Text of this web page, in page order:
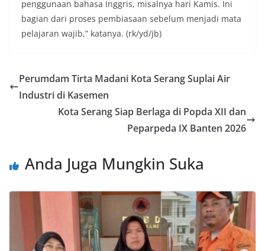
penggunaan bahasa Inggris, misalnya hari Kamis. Ini
bagian dari proses pembiasaan sebelum menjadi mata
pelajaran wajib,” katanya. (rk/yd/jb)
Perumdam Tirta Madani Kota Serang Suplai Air
Industri di Kasemen
Kota Serang Siap Berlaga di Popda XII dan
Peparpeda IX Banten 2026
Anda Juga Mungkin Suka